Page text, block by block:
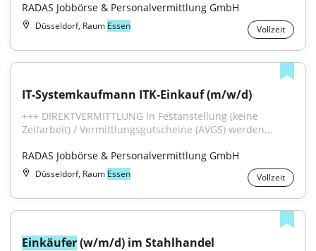
RADAS Jobbörse & Personalvermittlung GmbH
Düsseldorf, Raum Essen Vollzeit
IT-Systemkaufmann ITK-Einkauf (m/w/d)
+++ DIREKTVERMITTLUNG in Festanstellung (keine
Zeitarbeit) / Vermittlungsgutscheine (AVGS) werden...
RADAS Jobbörse & Personalvermittlung GmbH
Düsseldorf, Raum Essen Vollzeit
Einkäufer (w/m/d) im Stahlhandel